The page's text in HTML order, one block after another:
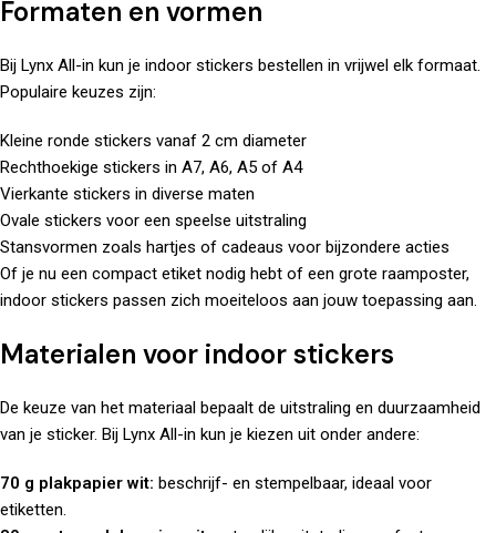
Formaten en vormen
Bij Lynx All-in kun je indoor stickers bestellen in vrijwel elk formaat.
Populaire keuzes zijn:
Kleine ronde stickers vanaf 2 cm diameter
Rechthoekige stickers in A7, A6, A5 of A4
Vierkante stickers in diverse maten
Ovale stickers voor een speelse uitstraling
Stansvormen zoals hartjes of cadeaus voor bijzondere acties
Of je nu een compact etiket nodig hebt of een grote raamposter,
indoor stickers passen zich moeiteloos aan jouw toepassing aan.
Materialen voor indoor stickers
De keuze van het materiaal bepaalt de uitstraling en duurzaamheid
van je sticker. Bij Lynx All-in kun je kiezen uit onder andere:
70 g plakpapier wit: beschrijf- en stempelbaar, ideaal voor
etiketten.